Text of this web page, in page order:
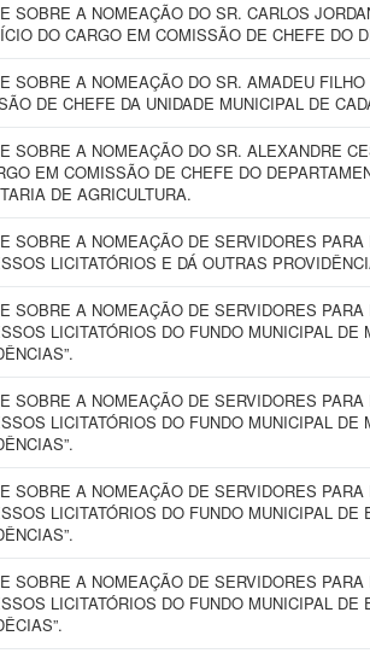
SOBRE A NOMEAÇÃO DO SR. CARLOS
DO CARGO EM COMISSÃO DE CHEFE DO
SOBRE A NOMEAÇÃO DO SR. AMADEU
DE CHEFE DA UNIDADE MUNICIPAL DE
SOBRE A NOMEAÇÃO DO SR. ALEXANDRE
EM COMISSÃO DE CHEFE DO
DE AGRICULTURA.
SOBRE A NOMEAÇÃO DE SERVIDORES
LICITATÓRIOS E DÁ OUTRAS
SOBRE A NOMEAÇÃO DE SERVIDORES
LICITATÓRIOS DO FUNDO MUNICIPAL
SOBRE A NOMEAÇÃO DE SERVIDORES
LICITATÓRIOS DO FUNDO MUNICIPAL
SOBRE A NOMEAÇÃO DE SERVIDORES
LICITATÓRIOS DO FUNDO MUNICIPAL
SOBRE A NOMEAÇÃO DE SERVIDORES
LICITATÓRIOS DO FUNDO MUNICIPAL